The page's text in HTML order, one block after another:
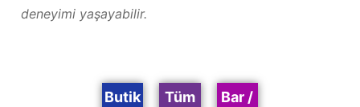
deneyimi yaşayabilir.
Butik
Tüm
Bar /